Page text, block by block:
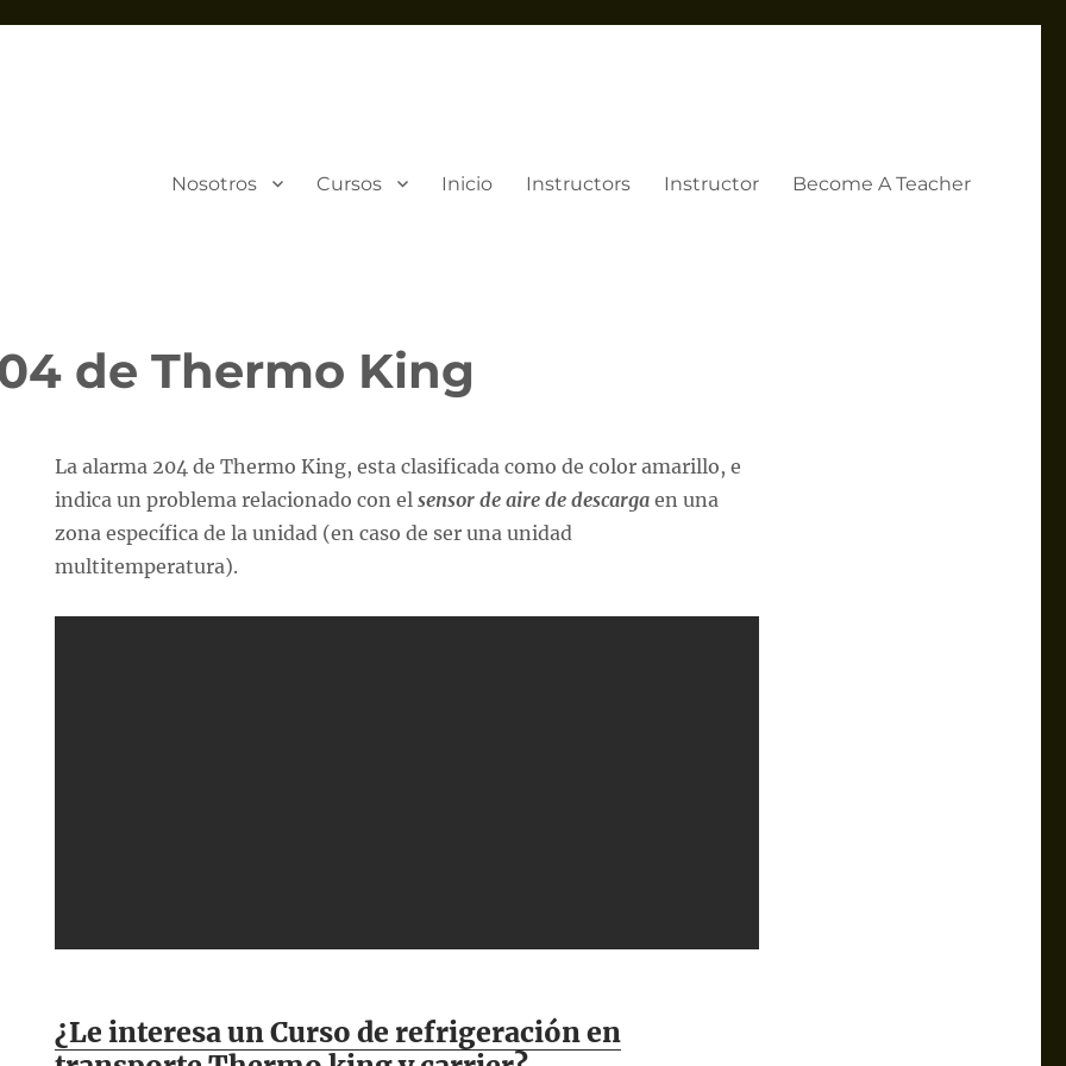
Nosotros Cursos Inicio Instructors Instructor Become A Teacher
de Thermo King
La alarma 204 de Thermo King, esta clasificada como de color amarillo, e
indica un problema relacionado con elsensor de aire de descargaen una
zona específica de la unidad (en caso de ser una unidad
multitemperatura).
¿Le interesa un Curso de refrigeración en